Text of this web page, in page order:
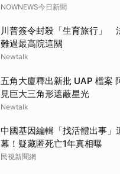
NOWNEWS今日新聞
川普簽令封殺「生育旅行」
難過最高院這關
Newtalk
五角大廈釋出新批 UAP 檔案
見巨大三角形遮蔽星光
Newtalk
中國基因編輯「找活體出事」
幕！疑藏匿死亡1年真相曝
民視新聞網